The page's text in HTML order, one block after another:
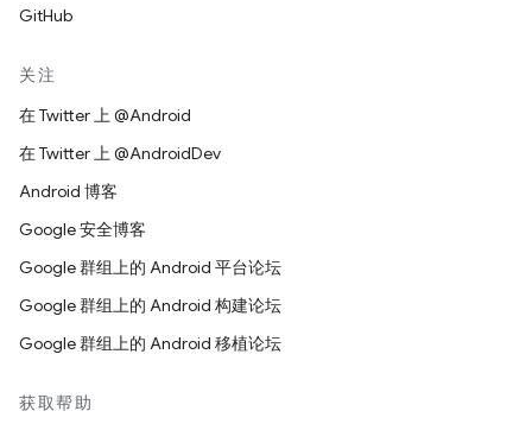
GitHub
关注
在 Twitter 上 @Android
在 Twitter 上 @AndroidDev
Android 博客
Google 安全博客
Google 群组上的 Android 平台论坛
Google 群组上的 Android 构建论坛
Google 群组上的 Android 移植论坛
获取帮助